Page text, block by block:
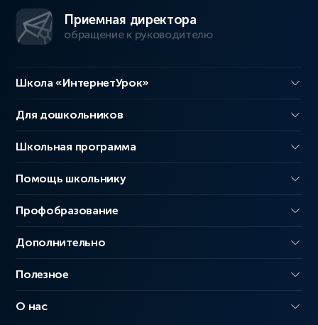
Приемная директора
обращение к руководителю
Школа «ИнтернетУрок»
Для дошкольников
Школьная программа
Помощь школьнику
Профобразование
Дополнительно
Полезное
О нас